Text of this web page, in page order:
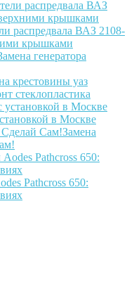
распредвала ВАЗ 2108-
крышками
генератора
крестовины уаз
стеклопластика
в Москве
Замена
Pathcross 650: